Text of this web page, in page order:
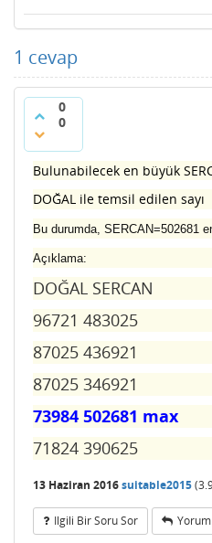
1 cevap
0
0
Bulunabilecek en büyük
DOĞAL ile temsil edilen sayı
Bu durumda, SERCAN=502681
Açıklama:
DOĞAL SERCAN
96721 483025
87025 436921
87025 346921
73984 502681 max
71824 390625
13 Haziran 2016suitable2015(
Ilgili Bir Soru Sor Yorum